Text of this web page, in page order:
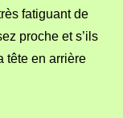
fatiguant de
proche et s’ils
tête en arrière